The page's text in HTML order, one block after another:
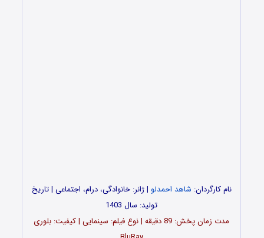
نام کارگردان: شاهد احمدلو | ژانر: خانوادگی، درام، اجتماعی | تاریخ
تولید: سال 1403
مدت‌‌ زمان پخش: 89 دقیقه | نوع فیلم: سینمایی | کیفیت: بلوری